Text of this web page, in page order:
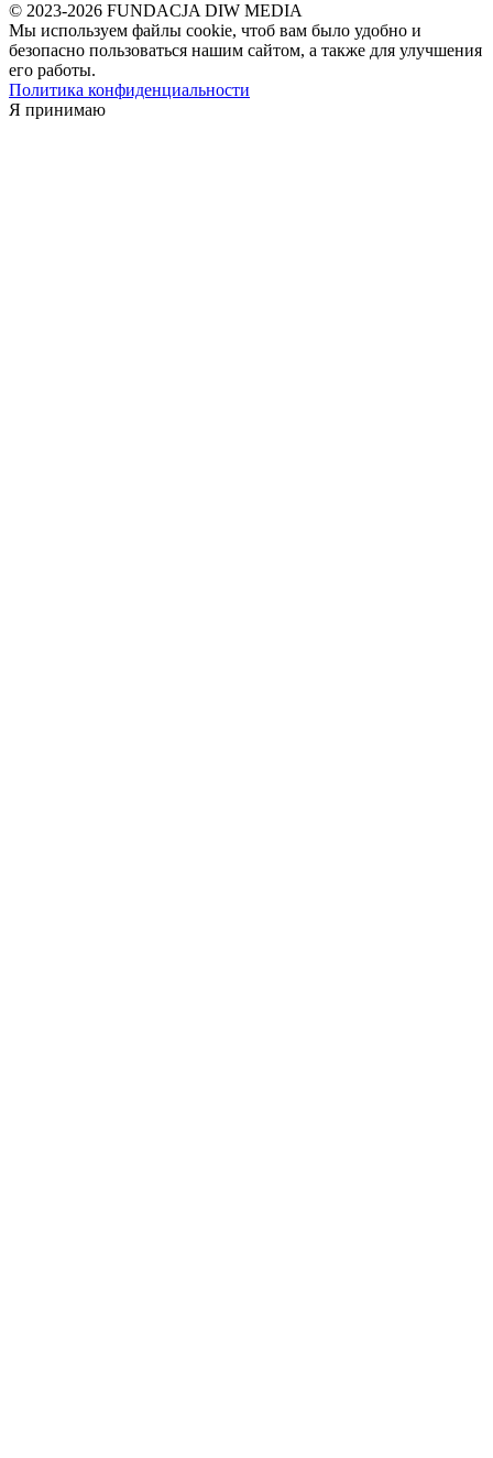
© 2023-2026 FUNDACJA DIW MEDIA
Мы используем файлы cookie, чтоб вам было удобно и
безопасно пользоваться нашим сайтом, а также для улучшения
его работы.
Политика конфиденциальности
Я принимаю